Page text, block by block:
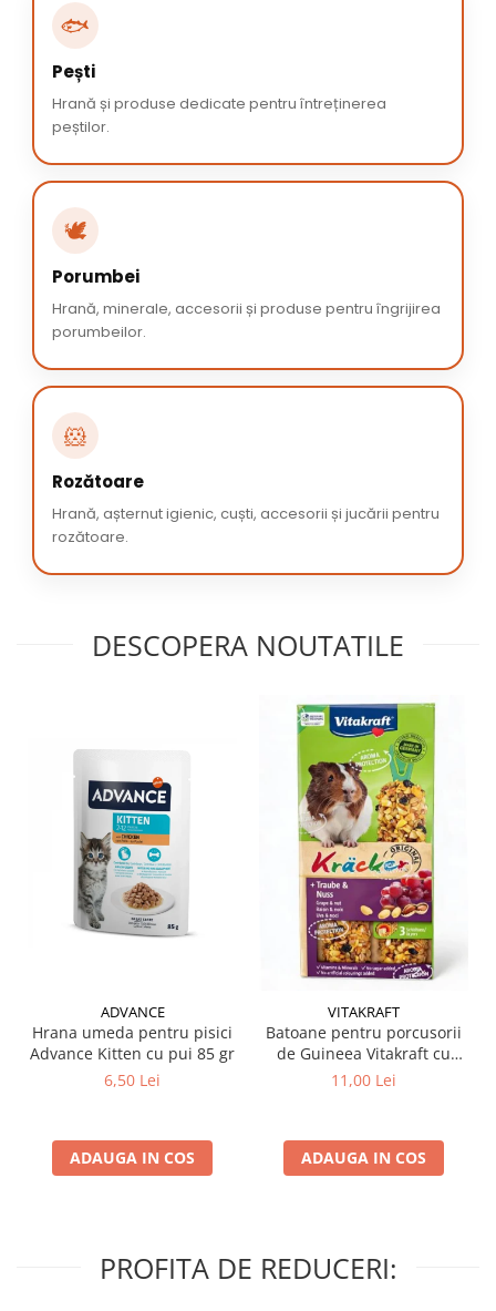
🐟
Pești
Hrană și produse dedicate pentru întreținerea
peștilor.
🕊️
Porumbei
Hrană, minerale, accesorii și produse pentru îngrijirea
porumbeilor.
🐹
Rozătoare
Hrană, așternut igienic, cuști, accesorii și jucării pentru
rozătoare.
DESCOPERA NOUTATILE
ADVANCE
Hrana umeda pentru pisici
Advance Kitten cu pui 85 gr
6,50 Lei
ADAUGA IN COS
VITAKRAFT
Batoane pentru porcusorii
de Guineea Vitakraft cu
struguri & nuci 2 buc
11,00 Lei
ADAUGA IN COS
PROFITA DE REDUCERI: